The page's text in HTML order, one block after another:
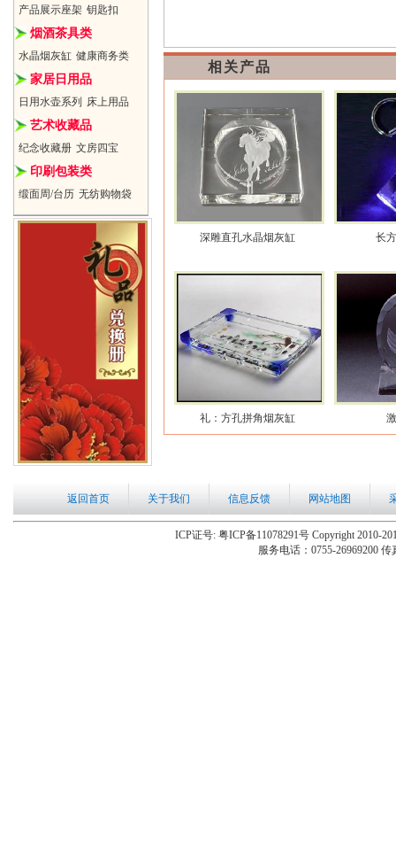
产品展示座架 钥匙扣
烟酒茶具类
水晶烟灰缸 健康商务类
家居日用品
日用水壶系列 床上用品
艺术收藏品
纪念收藏册 文房四宝
印刷包装类
缎面周/台历 无纺购物袋
相关产品
深雕直孔水晶烟灰缸 长
礼：方孔拼角烟灰缸
返回首页 关于我们 信息反馈 网站地图
ICP证号: 粤ICP备11078291号 Copyright 2010-
服务电话：0755-26969200 传